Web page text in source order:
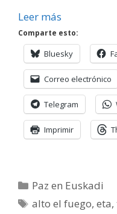
Leer más
Comparte esto:
Bluesky
Correo electrónico
Telegram
Imprimir
Categorías
Paz en Euskadi
Etiquetas
alto el fuego,eta,